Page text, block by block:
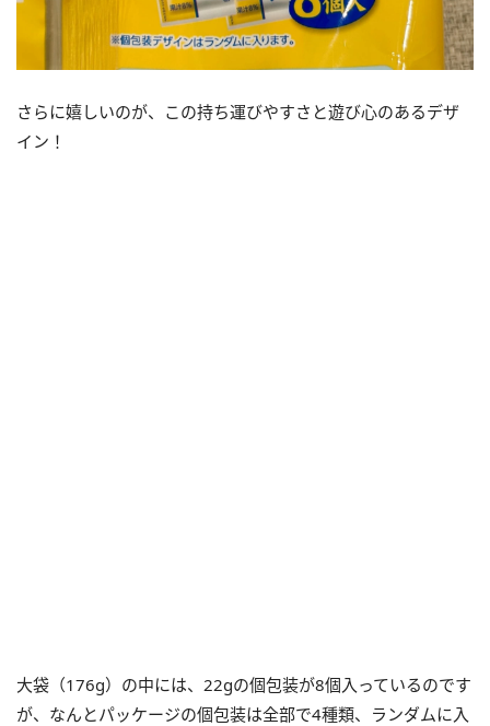
さらに嬉しいのが、この持ち運びやすさと遊び心のあるデザ
イン！
大袋（176g）の中には、22gの個包装が8個入っているのです
が、なんとパッケージの個包装は全部で4種類、ランダムに入